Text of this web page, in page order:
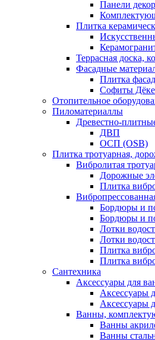
Панели
Плитка
Террасная доска,
Фасадные
Плитка
Софиты Дёке
Отопительное
Пиломатериаллы
Древестно-
ДВП
ОСП (OSB)
Плитка тротуарная,
Вибролитая
Дорожные
Плитка
Бордюры и
Бордюры и
Лотки
Лотки
Плитка
Плитка
Сантехника
Аксессуары для
Аксессуары
Аксессуары
Ванны,
Ванны
Ванны